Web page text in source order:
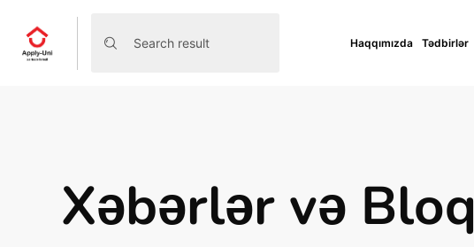
Haqqımızda Tədbirlər
Xəbərlər və Bloq